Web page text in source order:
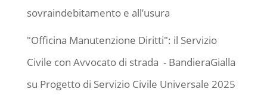
sovraindebitamento e all’usura
"Officina Manutenzione Diritti": il Servizio
Civile con Avvocato di strada - BandieraGialla
su Progetto di Servizio Civile Universale 2025